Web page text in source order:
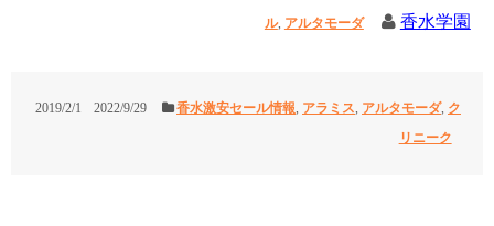
ル, アルタモーダ 香水学園
2019/2/1 2022/9/29 香水激安セール情報, アラミス, アルタモーダ, ク
リニーク